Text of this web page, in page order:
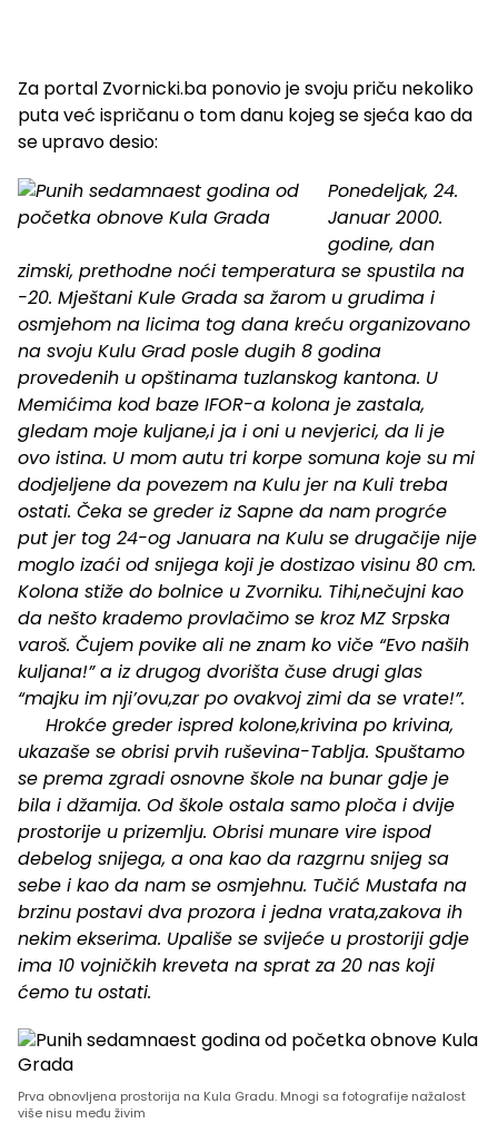
Za portal Zvornicki.ba ponovio je svoju priču nekoliko
puta već ispričanu o tom danu kojeg se sjeća kao da
se upravo desio:
Ponedeljak, 24.
Januar 2000.
godine, dan
zimski, prethodne noći temperatura se spustila na
-20. Mještani Kule Grada sa žarom u grudima i
osmjehom na licima tog dana kreću organizovano
na svoju Kulu Grad posle dugih 8 godina
provedenih u opštinama tuzlanskog kantona. U
Memićima kod baze IFOR-a kolona je zastala,
gledam moje kuljane,i ja i oni u nevjerici, da li je
ovo istina. U mom autu tri korpe somuna koje su mi
dodjeljene da povezem na Kulu jer na Kuli treba
ostati. Čeka se greder iz Sapne da nam progrće
put jer tog 24-og Januara na Kulu se drugačije nije
moglo izaći od snijega koji je dostizao visinu 80 cm.
Kolona stiže do bolnice u Zvorniku. Tihi,nečujni kao
da nešto krademo provlačimo se kroz MZ Srpska
varoš. Čujem povike ali ne znam ko viče “Evo naših
kuljana!” a iz drugog dvorišta čuse drugi glas
“majku im nji’ovu,zar po ovakvoj zimi da se vrate!”.
Hrokće greder ispred kolone,krivina po krivina,
ukazaše se obrisi prvih ruševina-Tablja. Spuštamo
se prema zgradi osnovne škole na bunar gdje je
bila i džamija. Od škole ostala samo ploča i dvije
prostorije u prizemlju. Obrisi munare vire ispod
debelog snijega, a ona kao da razgrnu snijeg sa
sebe i kao da nam se osmjehnu. Tučić Mustafa na
brzinu postavi dva prozora i jedna vrata,zakova ih
nekim ekserima. Upališe se svijeće u prostoriji gdje
ima 10 vojničkih kreveta na sprat za 20 nas koji
ćemo tu ostati.
Prva obnovljena prostorija na Kula Gradu. Mnogi sa fotografije nažalost
više nisu među živim